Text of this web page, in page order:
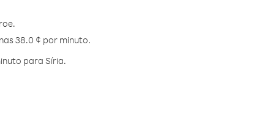
38.0 ¢ por minuto.
para Síria.